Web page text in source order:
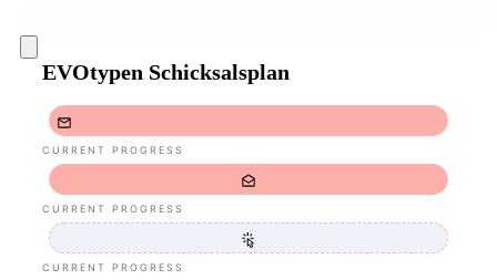
EVOtypen Schicksalsplan
CURRENT PROGRESS
CURRENT PROGRESS
CURRENT PROGRESS